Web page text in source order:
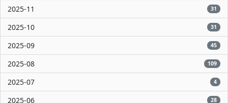
2025-11 31
2025-10 31
2025-09 45
2025-08 109
2025-07 4
2025-06 28